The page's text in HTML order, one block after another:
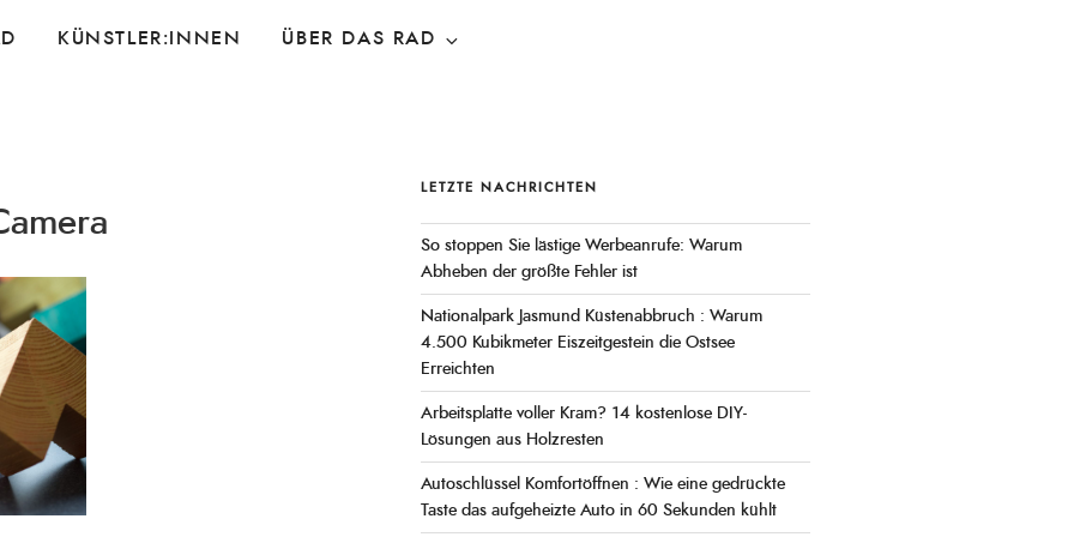
KÜNSTLER:INNEN ÜBER DAS RAD
LETZTE NACHRICHTEN
So stoppen Sie lästige Werbeanrufe: Warum
Abheben der größte Fehler ist
Nationalpark Jasmund Küstenabbruch : Warum
4.500 Kubikmeter Eiszeitgestein die Ostsee
Erreichten
Arbeitsplatte voller Kram? 14 kostenlose DIY-
Lösungen aus Holzresten
Autoschlüssel Komfortöffnen : Wie eine gedrückte
Taste das aufgeheizte Auto in 60 Sekunden kühlt